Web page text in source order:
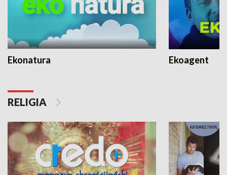
Ekonatura Ekoagent
RELIGIA